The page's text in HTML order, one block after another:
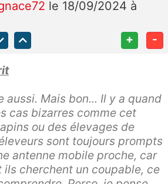
le 18/09/2024 à
+ -
aussi. Mais bon... Il y a quand
cas bizarres comme cet
ou des élevages de
sont toujours prompts
antenne mobile proche, car
ils cherchent un coupable, ce